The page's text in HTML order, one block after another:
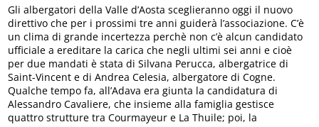
Gli albergatori della Valle d’Aosta sceglieranno oggi il nuovo
direttivo che per i prossimi tre anni guiderà l’associazione. C’è
un clima di grande incertezza perchè non c’è alcun candidato
ufficiale a ereditare la carica che negli ultimi sei anni e cioè
per due mandati è stata di Silvana Perucca, albergatrice di
Saint-Vincent e di Andrea Celesia, albergatore di Cogne.
Qualche tempo fa, all’Adava era giunta la candidatura di
Alessandro Cavaliere, che insieme alla famiglia gestisce
quattro strutture tra Courmayeur e La Thuile; poi, la